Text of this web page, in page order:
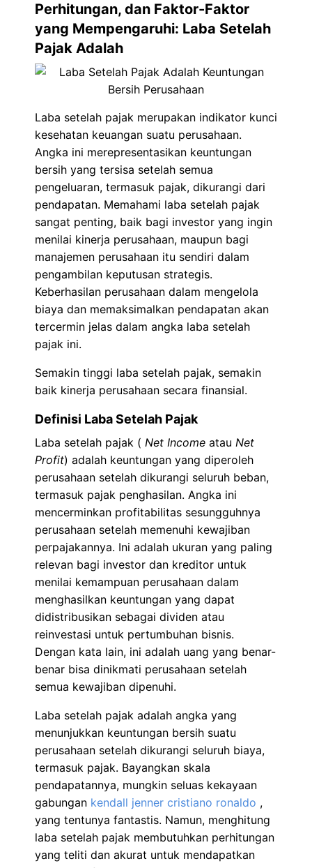
Perhitungan, dan Faktor-Faktor
yang Mempengaruhi: Laba Setelah
Pajak Adalah
Laba setelah pajak merupakan indikator kunci
kesehatan keuangan suatu perusahaan.
Angka ini merepresentasikan keuntungan
bersih yang tersisa setelah semua
pengeluaran, termasuk pajak, dikurangi dari
pendapatan. Memahami laba setelah pajak
sangat penting, baik bagi investor yang ingin
menilai kinerja perusahaan, maupun bagi
manajemen perusahaan itu sendiri dalam
pengambilan keputusan strategis.
Keberhasilan perusahaan dalam mengelola
biaya dan memaksimalkan pendapatan akan
tercermin jelas dalam angka laba setelah
pajak ini.
Semakin tinggi laba setelah pajak, semakin
baik kinerja perusahaan secara finansial.
Definisi Laba Setelah Pajak
Laba setelah pajak ( Net Income atau Net
Profit) adalah keuntungan yang diperoleh
perusahaan setelah dikurangi seluruh beban,
termasuk pajak penghasilan. Angka ini
mencerminkan profitabilitas sesungguhnya
perusahaan setelah memenuhi kewajiban
perpajakannya. Ini adalah ukuran yang paling
relevan bagi investor dan kreditor untuk
menilai kemampuan perusahaan dalam
menghasilkan keuntungan yang dapat
didistribusikan sebagai dividen atau
reinvestasi untuk pertumbuhan bisnis.
Dengan kata lain, ini adalah uang yang benar-
benar bisa dinikmati perusahaan setelah
semua kewajiban dipenuhi.
Laba setelah pajak adalah angka yang
menunjukkan keuntungan bersih suatu
perusahaan setelah dikurangi seluruh biaya,
termasuk pajak. Bayangkan skala
pendapatannya, mungkin seluas kekayaan
gabungan kendall jenner cristiano ronaldo ,
yang tentunya fantastis. Namun, menghitung
laba setelah pajak membutuhkan perhitungan
yang teliti dan akurat untuk mendapatkan